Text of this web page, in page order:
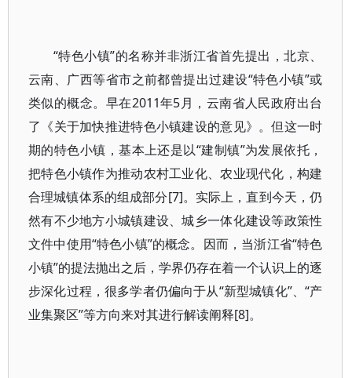
“特色小镇”的名称并非浙江省首先提出，北京、
云南、广西等省市之前都曾提出过建设“特色小镇”或
类似的概念。早在2011年5月，云南省人民政府出台
了《关于加快推进特色小镇建设的意见》。但这一时
期的特色小镇，基本上还是以“建制镇”为发展依托，
把特色小镇作为推动农村工业化、农业现代化，构建
合理城镇体系的组成部分[7]。实际上，直到今天，仍
然有不少地方小城镇建设、城乡一体化建设等政策性
文件中使用“特色小镇”的概念。因而，当浙江省“特色
小镇”的提法抛出之后，学界仍存在着一个认识上的逐
步深化过程，很多学者仍偏向于从“新型城镇化”、“产
业集聚区”等方向来对其进行解读阐释[8]。